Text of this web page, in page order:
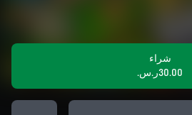
شراء
‪ر.س.‏‎30.00‬